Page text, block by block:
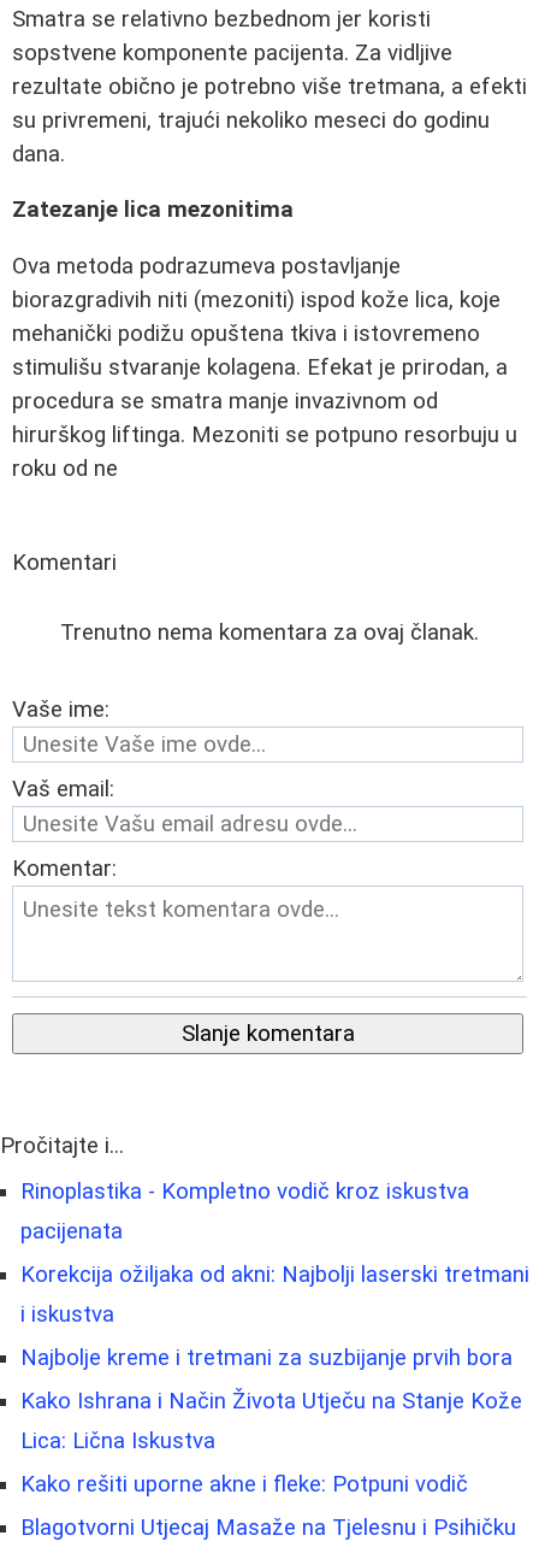
Smatra se relativno bezbednom jer koristi
sopstvene komponente pacijenta. Za vidljive
rezultate obično je potrebno više tretmana, a efekti
su privremeni, trajući nekoliko meseci do godinu
dana.
Zatezanje lica mezonitima
Ova metoda podrazumeva postavljanje
biorazgradivih niti (mezoniti) ispod kože lica, koje
mehanički podižu opuštena tkiva i istovremeno
stimulišu stvaranje kolagena. Efekat je prirodan, a
procedura se smatra manje invazivnom od
hirurškog liftinga. Mezoniti se potpuno resorbuju u
roku od ne
Komentari
Trenutno nema komentara za ovaj članak.
Vaše ime:
Vaš email:
Komentar:
Slanje komentara
Pročitajte i...
Rinoplastika - Kompletno vodič kroz iskustva
pacijenata
Korekcija ožiljaka od akni: Najbolji laserski tretmani
i iskustva
Najbolje kreme i tretmani za suzbijanje prvih bora
Kako Ishrana i Način Života Utječu na Stanje Kože
Lica: Lična Iskustva
Kako rešiti uporne akne i fleke: Potpuni vodič
Blagotvorni Utjecaj Masaže na Tjelesnu i Psihičku